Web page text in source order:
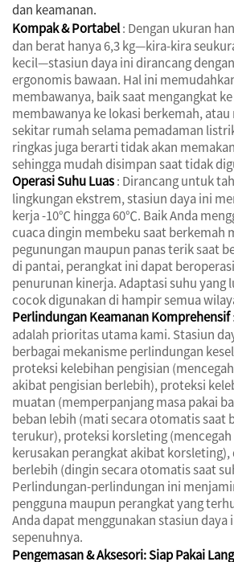
dan keamanan.
Kompak & Portabel: Dengan ukuran
dan berat hanya 6,3 kg—kira-kira
kecil—stasiun daya ini dirancang
ergonomis bawaan. Hal ini
membawanya, baik saat mengangkat
membawanya ke lokasi berkemah,
sekitar rumah selama pemadaman
ringkas juga berarti tidak akan
sehingga mudah disimpan saat tidak
Operasi Suhu Luas: Dirancang untuk
lingkungan ekstrem, stasiun daya ini
kerja -10℃ hingga 60℃. Baik Anda
cuaca dingin membeku saat berkemah
pegunungan maupun panas terik saat
di pantai, perangkat ini dapat
penurunan kinerja. Adaptasi suhu yang
cocok digunakan di hampir semua
Perlindungan Keamanan Komprehensif
adalah prioritas utama kami. Stasiun
berbagai mekanisme perlindungan
proteksi kelebihan pengisian
akibat pengisian berlebih), proteksi
muatan (memperpanjang masa pakai
beban lebih (mati secara otomatis saat
terukur), proteksi korsleting (mencegah
kerusakan perangkat akibat
berlebih (dingin secara otomatis saat
Perlindungan-perlindungan ini
pengguna maupun perangkat yang
Anda dapat menggunakan stasiun daya
sepenuhnya.
Pengemasan & Aksesori: Siap Pakai